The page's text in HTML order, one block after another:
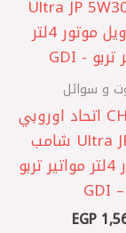
و سوائل
CHEMPIOIL اتحاد اوروبي
‎Ultra JP 5W30 شامب
اويل موتور 4لتر مواتير تربو
– GDI
EGP